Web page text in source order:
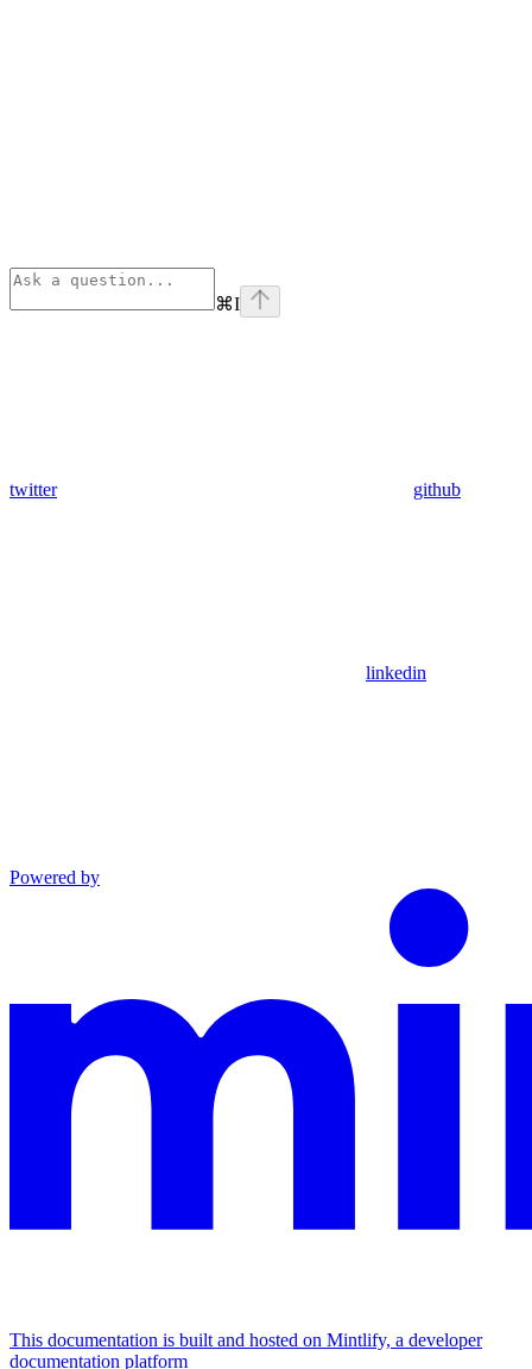
⌘I
twitter github
linkedin
Powered by
This documentation is built and hosted on Mintlify, a developer
documentation platform